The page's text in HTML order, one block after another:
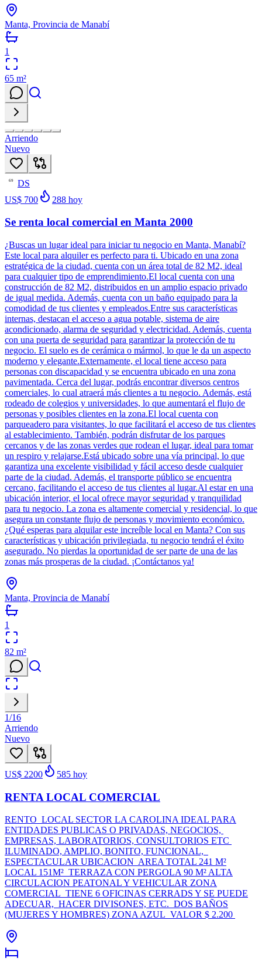
Manta, Provincia de Manabí
1
65 m²
Arriendo
Nuevo
69
DS
US$ 700
288 hoy
Se renta local comercial en Manta 2000
¿Buscas un lugar ideal para iniciar tu negocio en Manta, Manabí?
Este local para alquiler es perfecto para ti. Ubicado en una zona
estratégica de la ciudad, cuenta con un área total de 82 M2, ideal
para cualquier tipo de emprendimiento.El local cuenta con una
construcción de 82 M2, distribuidos en un amplio espacio privado
de igual medida. Además, cuenta con un baño equipado para la
comodidad de tus clientes y empleados.Entre sus características
internas, destacan el acceso a agua potable, sistema de aire
acondicionado, alarma de seguridad y electricidad. Además, cuenta
con una puerta de seguridad para garantizar la protección de tu
negocio. El suelo es de cerámica o mármol, lo que le da un aspecto
moderno y elegante.Externamente, el local tiene acceso para
personas con discapacidad y se encuentra ubicado en una zona
pavimentada. Cerca del lugar, podrás encontrar diversos centros
comerciales, lo cual atraerá más clientes a tu negocio. Además, está
rodeado de colegios y universidades, lo que aumentará el flujo de
personas y posibles clientes en la zona.El local cuenta con
parqueadero para visitantes, lo que facilitará el acceso de tus clientes
al establecimiento. También, podrán disfrutar de los parques
cercanos y de las zonas verdes que rodean el lugar, ideal para tomar
un respiro y relajarse.Está ubicado sobre una vía principal, lo que
garantiza una excelente visibilidad y fácil acceso desde cualquier
parte de la ciudad. Además, el transporte público se encuentra
cercano, facilitando el acceso de tus clientes al lugar.Al estar en una
ubicación interior, el local ofrece mayor seguridad y tranquilidad
para tu negocio. La zona es altamente comercial y residencial, lo que
asegura un constante flujo de personas y movimiento económico.
¿Qué esperas para alquilar este increíble local en Manta? Con sus
características y ubicación privilegiada, tu negocio tendrá el éxito
asegurado. No pierdas la oportunidad de ser parte de una de las
zonas más prosperas de la ciudad. ¡Contáctanos ya!
Manta, Provincia de Manabí
1
82 m²
1/16
Arriendo
Nuevo
US$ 2200 585 hoy
RENTA LOCAL COMERCIAL
RENTO LOCAL SECTOR LA CAROLINA IDEAL PARA
ENTIDADES PUBLICAS O PRIVADAS, NEGOCIOS,
EMPRESAS, LABORATORIOS, CONSULTORIOS ETC
ILUMINADO, AMPLIO, BONITO, FUNCIONAL,
ESPECTACULAR UBICACION AREA TOTAL 241 M²
LOCAL 151M² TERRAZA CON PERGOLA 90 M² ALTA
CIRCULACION PEATONAL Y VEHICULAR ZONA
COMERCIAL TIENE 6 OFICINAS CERRADS Y SE PUEDE
ADECUAR, HACER DIVISONES, ETC. DOS BAÑOS
(MUJERES Y HOMBRES) ZONA AZUL VALOR $ 2.200